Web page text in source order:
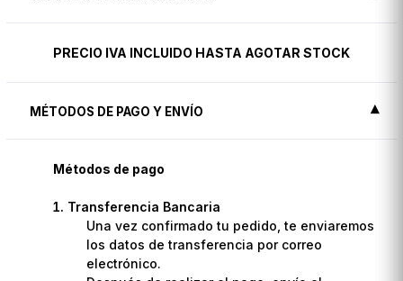
PRECIO IVA INCLUIDO HASTA AGOTAR STOCK
MÉTODOS DE PAGO Y ENVÍO
Métodos de pago
Transferencia Bancaria
Una vez confirmado tu pedido, te enviaremos
los datos de transferencia por correo
electrónico.